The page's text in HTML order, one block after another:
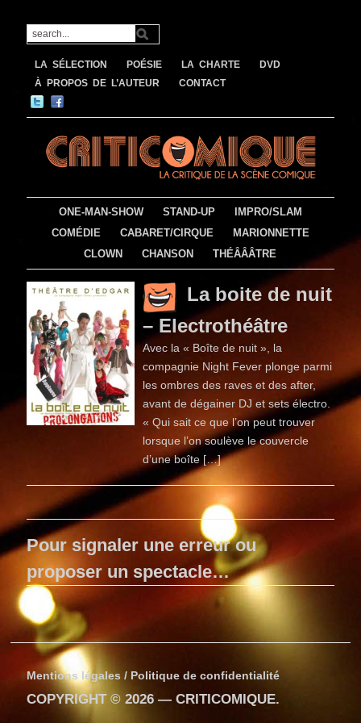
LA SÉLECTION POÉSIE LA CHARTE
DVD
À PROPOS DE L’AUTEUR
CONTACT
ONE-MAN-SHOW STAND-UP
IMPRO/SLAM
COMÉDIE
CABARET/CIRQUE
MARIONNETTE
CLOWN
CHANSON THÉÂÂÂTRE
La boite de nuit
– Electrothéâtre
Avec la « Boîte de nuit », la
compagnie Night Fever plonge parmi
les ombres des raves et des after,
avant de dégainer DJ et sets électro.
« Qui sait ce que l’on peut trouver
lorsque l’on soulève le cou­vercle
d’une boîte […]
Pour signaler une erreur ou
proposer un spectacle…
Mentions légales / Politique de confidentialité
COPYRIGHT © 2026 —CRITICOMIQUE.